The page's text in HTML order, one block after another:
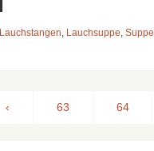
Lauchstangen Lauchsuppe Suppe
‹ 63 64